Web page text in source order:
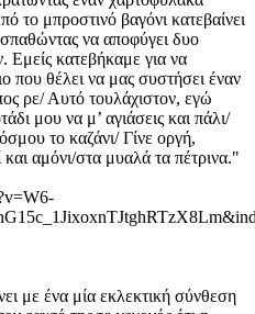
μπροστινό βαγόνι κατεβαίνει
να αποφύγει δυο
Εμείς κατεβήκαμε για να
θέλει να μας συστήσει έναν
ρε/ Αυτό τουλάχιστον, εγώ
μου να μ’ αγιάσεις και πάλι/
το καζάνι/ Γίνε οργή,
αμόνι/στα μυαλά τα πέτρινα."
με ένα μία εκλεκτική σύνθεση